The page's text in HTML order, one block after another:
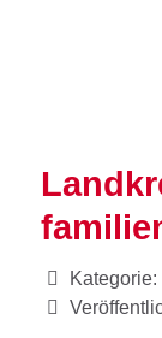
Kategorie: